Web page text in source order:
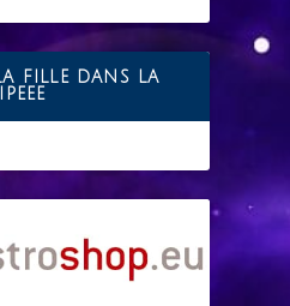
FILLE DANS LA